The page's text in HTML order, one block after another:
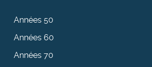
Années 50
Années 60
Années 70